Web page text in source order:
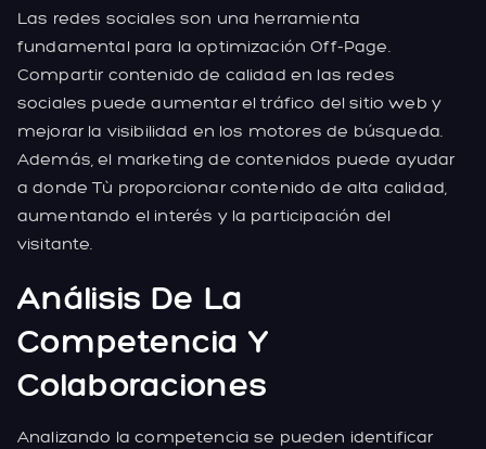
Las redes sociales son una herramienta
fundamental para la optimización Off-Page.
Compartir contenido de calidad en las redes
sociales puede aumentar el tráfico del sitio web y
mejorar la visibilidad en los motores de búsqueda.
Además, el marketing de contenidos puede ayudar
a donde Tù proporcionar contenido de alta calidad,
aumentando el interés y la participación del
visitante.
Análisis De La
Competencia Y
Colaboraciones
Analizando la competencia se pueden identificar